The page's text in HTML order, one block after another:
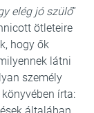
elég jó szülő”
ötleteire
hogy ők
látni
személy
írta: